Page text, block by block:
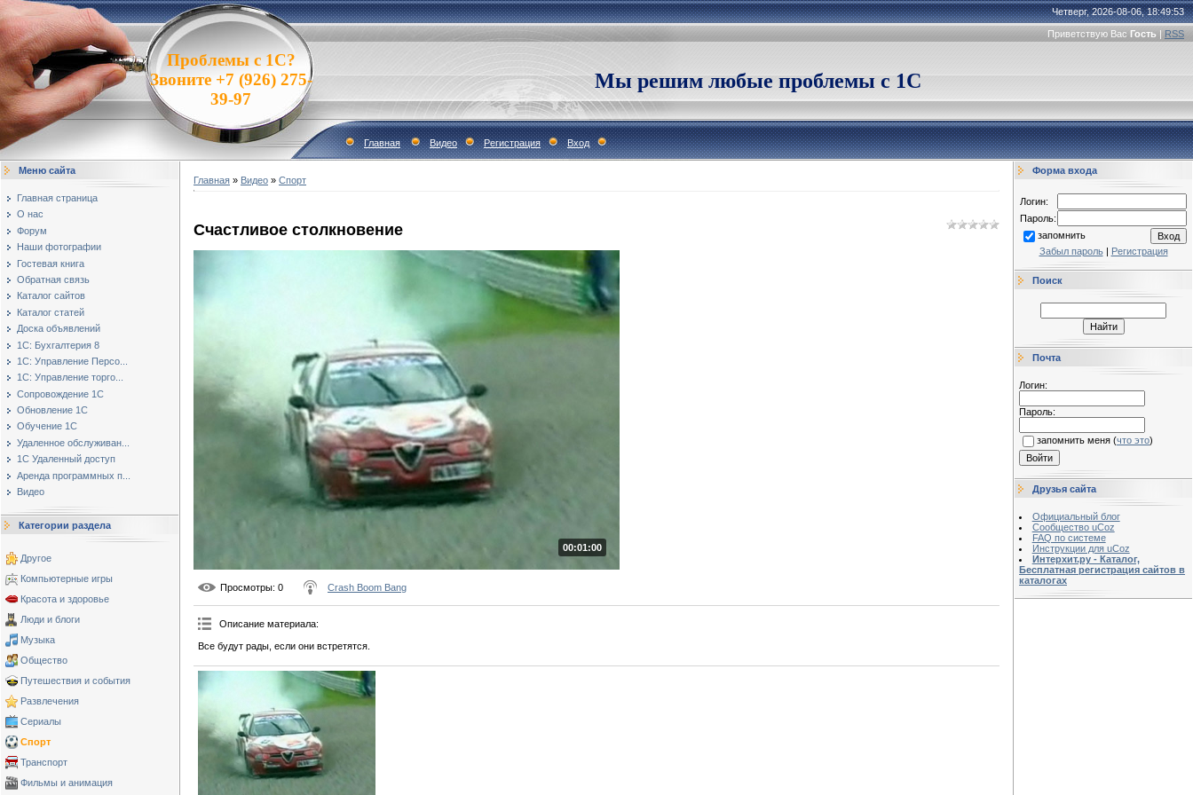
Проблемы с 1С?
Звоните +7 (926) 275-
39-97
Четверг, 2026-08-06, 18:49:53
Приветствую Вас Гость | RSS
Мы решим любые проблемы с 1С
Главная Видео Регистрация Вход
Меню сайта
Главная страница
О нас
Форум
Наши фотографии
Гостевая книга
Обратная связь
Каталог сайтов
Каталог статей
Доска объявлений
1С: Бухгалтерия 8
1С: Управление Персо...
1С: Управление торго...
Сопровождение 1С
Обновление 1С
Обучение 1С
Удаленное обслуживан...
1С Удаленный доступ
Аренда программных п...
Видео
Категории раздела
Другое
Компьютерные игры
Красота и здоровье
Люди и блоги
Музыка
Общество
Путешествия и события
Развлечения
Сериалы
Спорт
Транспорт
Фильмы и анимация
Главная » Видео » Спорт
Счастливое столкновение
00:01:00
Просмотры: 0 Crash Boom Bang
Описание материала:
Все будут рады, если они встретятся.
Форма входа
Логин:
Пароль:
запомнить
Забыл пароль| Регистрация
Поиск
Почта
Логин:
Пароль:
запомнить меня (что это)
Друзья сайта
Официальный блог
Сообщество uCoz
FAQ по системе
Инструкции для uCoz
Интерхит.ру - Каталог,
Бесплатная регистрация сайтов в
каталогах